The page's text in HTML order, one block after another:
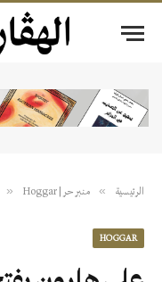
الرئيسية » منبر حر | Tribune libre » Hoggar
HOGGAR